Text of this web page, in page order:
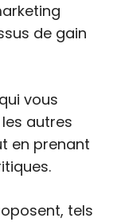
de gain
vous
autres
en prenant
tels